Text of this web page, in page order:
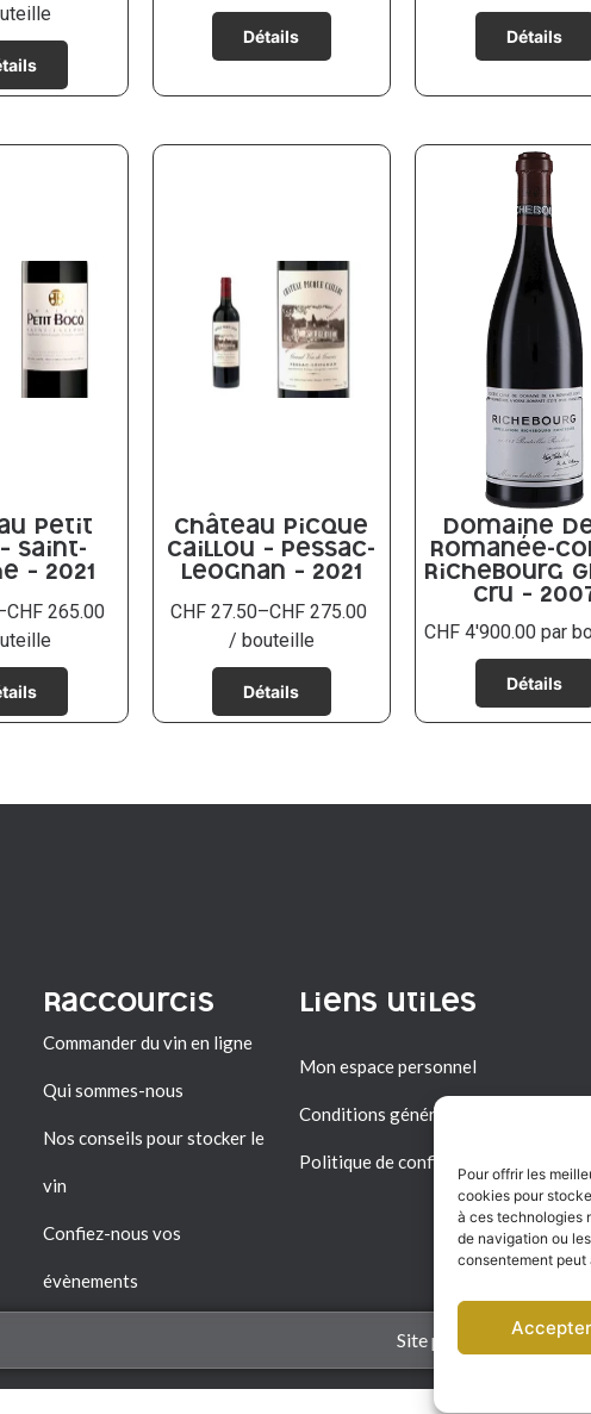
Pour offrir les
cookies pour
à ces technologies
de navigation ou
consentement
Accepter
Petit
Saint-
– 2021
CHF265.00
Château Picque
Caillou – Pessac-
Leognan – 2021
CHF 27.50–CHF 275.00
/ bouteille
Domaine
Romanée-
Richebourg
Cru –
CHF 4'900.00 par
Raccourcis
Commander du vin en ligne
Qui sommes-nous
Nos conseils pour stocker le
vin
Confiez-nous vos
évènements
Liens utiles
Mon espace personnel
Conditions générales de vente
Politique de confidentialité
Site par ccbycc.ch